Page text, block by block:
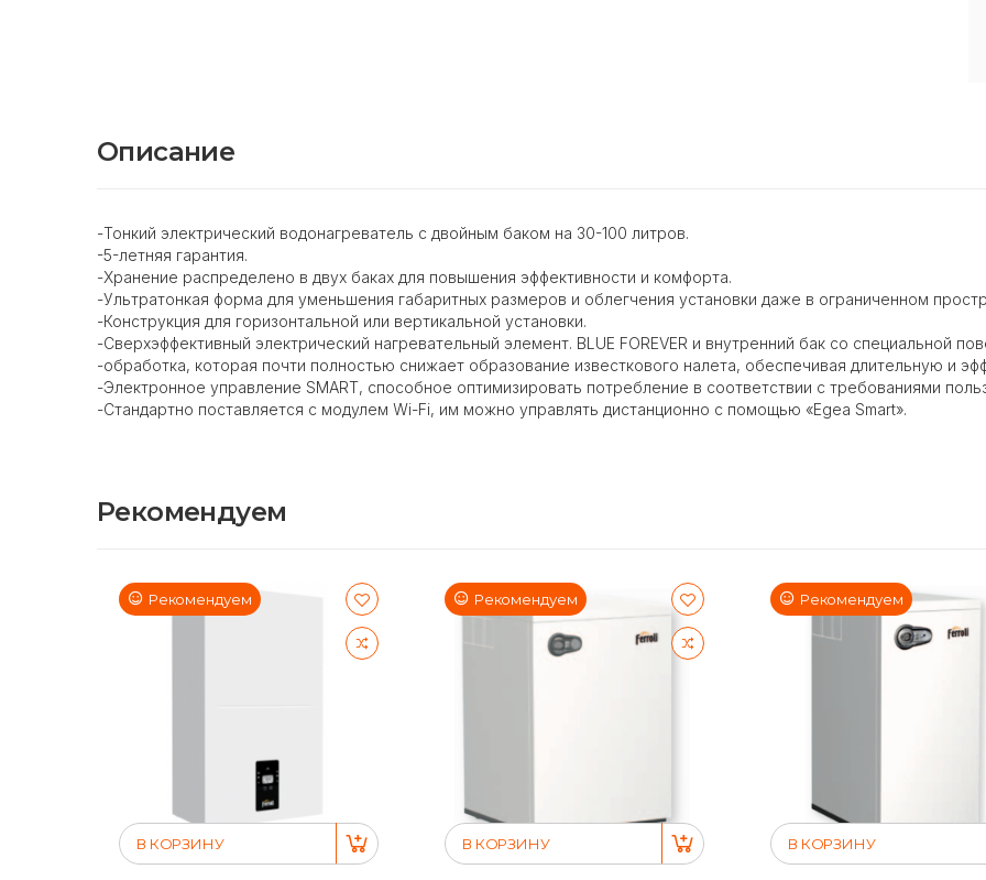
Описание
-Тонкий электрический водонагреватель с двойным баком на 30-100 литров.
-5-летняя гарантия.
-Хранение распределено в двух баках для повышения эффективности и комфорта.
-Ультратонкая форма для уменьшения габаритных размеров и облегчения установки даже в ограниченном
-Конструкция для горизонтальной или вертикальной установки.
-Сверхэффективный электрический нагревательный элемент. BLUE FOREVER и внутренний бак со специальной
-обработка, которая почти полностью снижает образование известкового налета, обеспечивая длительную и
-Электронное управление SMART, способное оптимизировать потребление в соответствии с требованиями
-Стандартно поставляется с модулем Wi-Fi, им можно управлять дистанционно с помощью «Egea Smart».
Рекомендуем
Рекомендуем
В КОРЗИНУ
Рекомендуем
В КОРЗИНУ
Рекомендуем
В КОРЗИНУ